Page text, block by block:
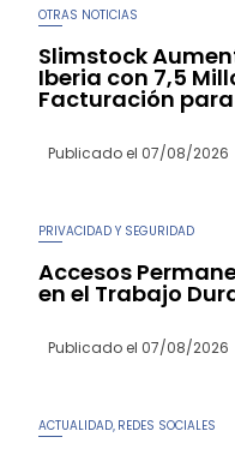
OTRAS NOTICIAS
Slimstock
Iberia con 7,5
Facturación
Publicado el 07/08/2026
PRIVACIDAD Y SEGURIDAD
Accesos
en el Trabajo
Publicado el 07/08/2026
ACTUALIDAD REDES SOCIALES